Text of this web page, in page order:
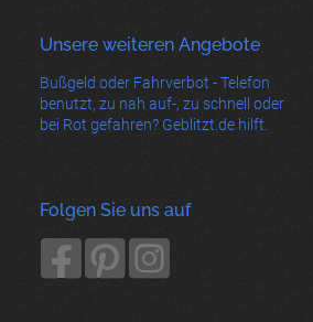
Unsere weiteren Angebote
Bußgeld oder Fahrverbot - Telefon
benutzt, zu nah auf-, zu schnell oder
bei Rot gefahren? Geblitzt.de hilft.
Folgen Sie uns auf